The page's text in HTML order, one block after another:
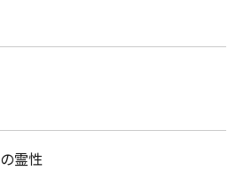
霊性